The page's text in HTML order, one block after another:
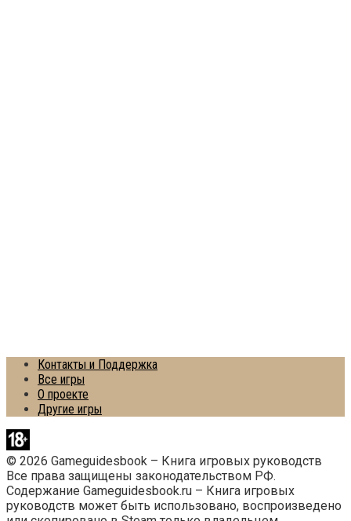
Контакты и Поддержка
Все игры
О проекте
Другие игры
© 2026 Gameguidesbook – Книга игровых руководств
Все права защищены законодательством РФ.
Содержание Gameguidesbook.ru – Книга игровых
руководств может быть использовано, воспроизведено